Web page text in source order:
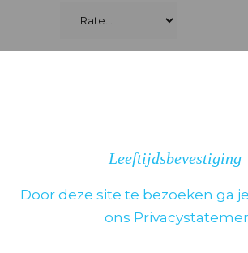
Leeftijdsbevestiging
Door deze site te bezoeken ga
ons